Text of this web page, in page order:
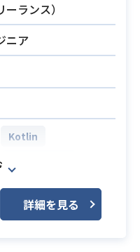
成、各種実装、お
ーズの対応
ー、バックエンドエ
職種メンバーとの円
ニケーション
けるソースコードレ
質管理業務
お伝えします。
）を用いたネイテ
用いたネイティブ
ランス）
ニア
Kotlin
Web Services)
詳細を見る